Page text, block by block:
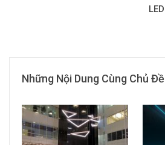
Những Nội Dung Cùng Chủ Đề